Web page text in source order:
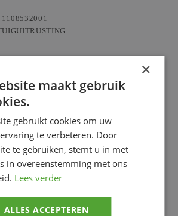
1108532001
0.33 kg
1108532001, 4054783040742
SHIN YO
×
maakt gebruik
gebruikt cookies om uw
te verbeteren. Door
te gebruiken, stemt u in met
in overeenstemming met ons
Lees verder
ALLES ACCEPTEREN